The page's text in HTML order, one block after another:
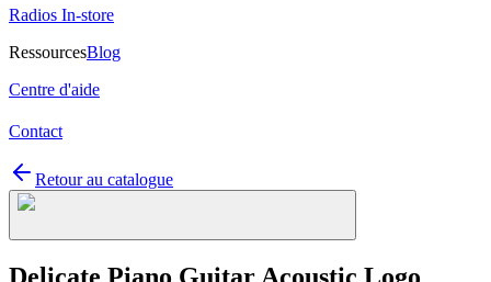
Radios In-store
RessourcesBlog
Centre d'aide
Contact
Retour au catalogue